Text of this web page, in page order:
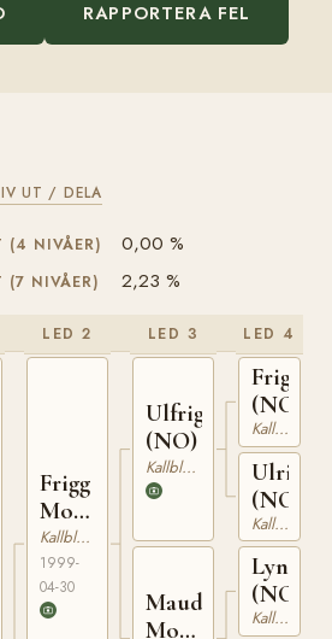
RAPPORTERA FEL
UT / DELA
(4 NIVÅER) 0,00 %
(7 NIVÅER) 2,23 %
LED 2
Frigg
Mollyn
(NO)
Kallblodig Travare
1999-
04-30
LED 3
Ulfrigg
(NO)
Kallblodig Travare
Maud
Mollyn
LED 4
(NO)
Kallblodig Travare
(NO)
Kallblodig Travare
(NO)
Kallblodig Travare